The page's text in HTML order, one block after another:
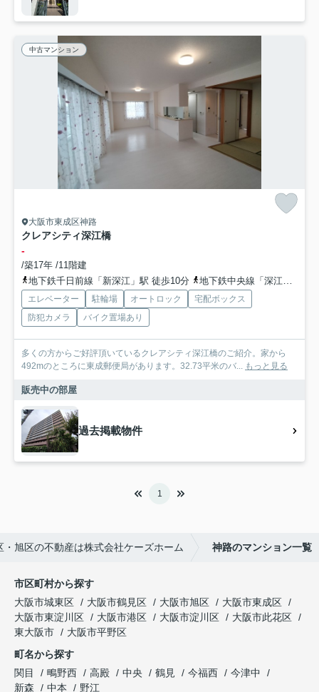
中古マンション
大阪市東成区神路
クレアシティ深江橋
-
/築17年 /11階建
地下鉄千日前線「新深江」駅 徒歩10分
地下鉄中央線「深江橋」駅 徒歩11分
エレベーター 駐輪場 オートロック
宅配ボックス
防犯カメラ
バイク置場あり
多くの方からご好評頂いているクレアシティ深江橋のご紹介。家から
492mのところに東成郵便局があります。32.73平米のバ... もっと見る
販売中の部屋
過去掲載物件
1
・旭区の不動産は株式会社ケーズホーム 神路のマンション一覧
市区町村から探す
大阪市城東区
大阪市鶴見区 大阪市旭区
大阪市東成区
大阪市東淀川区
大阪市港区 大阪市淀川区
大阪市此花区
東大阪市
大阪市平野区
町名から探す
関目
鴫野西 高殿 中央 鶴見 今福西
今津中
新森
中本
野江